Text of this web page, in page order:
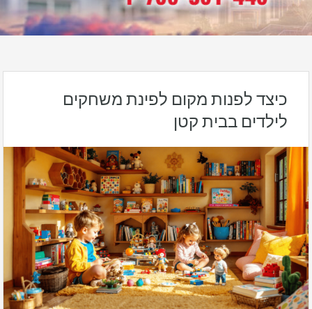
כיצד לפנות מקום לפינת משחקים
לילדים בבית קטן